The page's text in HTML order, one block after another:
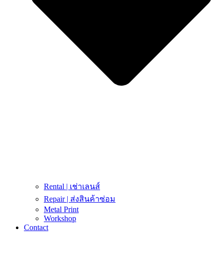
Rental | เช่าเลนส์
Repair | ส่งสินค้าซ่อม
Metal Print
Workshop
Contact